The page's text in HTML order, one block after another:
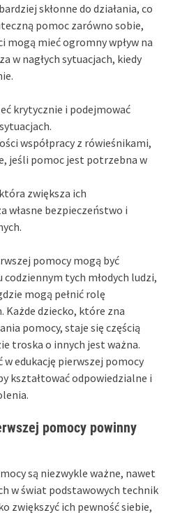
skłonne do działania, co
pomoc zarówno sobie,
mogą mieć ogromny wpływ na
w nagłych sytuacjach, kiedy
krytycznie i podejmować
współpracy z rówieśnikami,
jeśli pomoc jest potrzebna w
zwiększa ich
własne bezpieczeństwo i
pomocy mogą być
tych młodych ludzi,
mogą pełnić rolę
Każde dziecko, które zna
pomocy, staje się częścią
troska o innych jest ważna.
edukację pierwszej pomocy
kształtować odpowiedzialne i
pomocy powinny
są niezwykle ważne, nawet
w świat podstawowych technik
zwiększyć ich pewność siebie,